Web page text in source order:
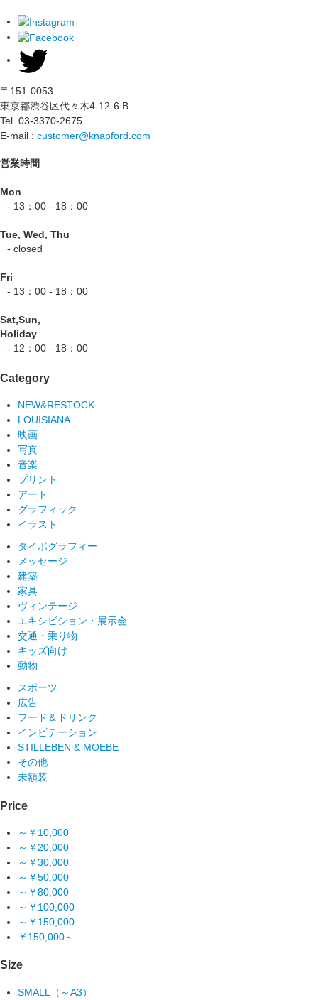
〒151-0053
東京都渋谷区代々木4-12-6 B
Tel. 03-3370-2675
E-mail : customer@knapford.com
営業時間
Mon
- 13：00 - 18：00
Tue, Wed, Thu
- closed
Fri
- 13：00 - 18：00
Sat,Sun,
Holiday
- 12：00 - 18：00
Category
NEW&RESTOCK
LOUISIANA
映画
写真
音楽
プリント
アート
グラフィック
イラスト
タイポグラフィー
メッセージ
建築
家具
ヴィンテージ
エキシビション・展示会
交通・乗り物
キッズ向け
動物
スポーツ
広告
フード＆ドリンク
インビテーション
STILLEBEN & MOEBE
その他
未額装
Price
～￥10,000
～￥20,000
～￥30,000
～￥50,000
～￥80,000
～￥100,000
～￥150,000
￥150,000～
Size
SMALL（～A3）